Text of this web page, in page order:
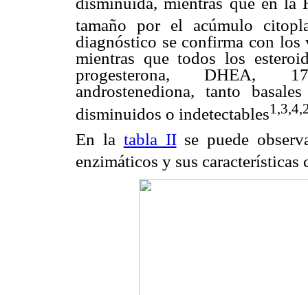
tamaño por el acúmulo
diagnóstico se confirma con
mientras que todos los
progesterona, DHEA,
androstenediona, tanto
disminuidos o indetectables
En la tabla IIse puede
enzimáticos y sus características